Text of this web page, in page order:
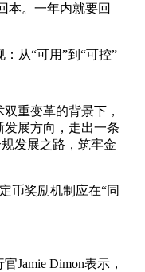
本。一年内就要回
从“可用”到“可控”
重变革的背景下，
展方向，走出一条
发展之路，筑牢金
币奖励机制应在“同
Jamie Dimon表示，